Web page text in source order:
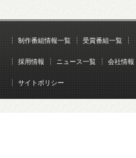
制作番組情報一覧 受賞番組一覧
採用情報 ニュース一覧 会社情報
サイトポリシー